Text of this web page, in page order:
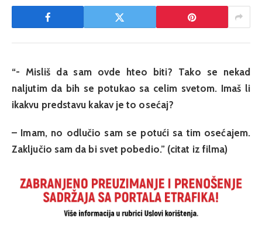
“- Misliš da sam ovde hteo biti? Tako se nekad
naljutim da bih se potukao sa celim svetom. Imaš li
ikakvu predstavu kakav je to osećaj?
– Imam, no odlučio sam se potući sa tim osećajem.
Zaključio sam da bi svet pobedio.” (citat iz filma)